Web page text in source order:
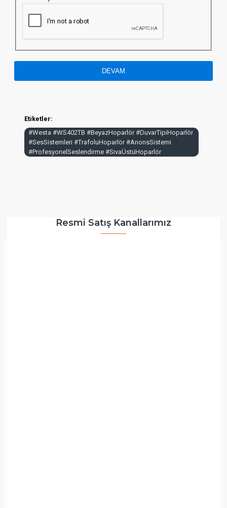
DEVAM
Etiketler:
#Westa #WS402TB #BeyazHoparlör #DuvarTipiHoparlör
#SesSistemleri #TrafoluHoparlör #AnonsSistemi
#ProfesyonelSeslendirme #SıvaÜstüHoparlör
Resmi Satış Kanallarımız